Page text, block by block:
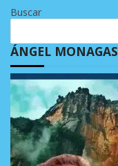
Buscar
ÁNGEL MONAGAS